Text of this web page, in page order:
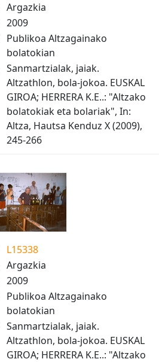
Argazkia
2009
Publikoa Altzagainako
bolatokian
Sanmartzialak, jaiak.
Altzathlon, bola-jokoa. EUSKAL
GIROA; HERRERA K.E..: "Altzako
bolatokiak eta bolariak", In:
Altza, Hautsa Kenduz X (2009),
245-266
L15338
Argazkia
2009
Publikoa Altzagainako
bolatokian
Sanmartzialak, jaiak.
Altzathlon, bola-jokoa. EUSKAL
GIROA; HERRERA K.E..: "Altzako